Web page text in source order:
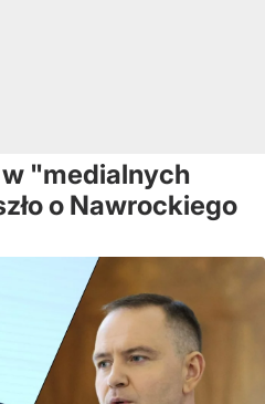
"medialnych
o Nawrockiego